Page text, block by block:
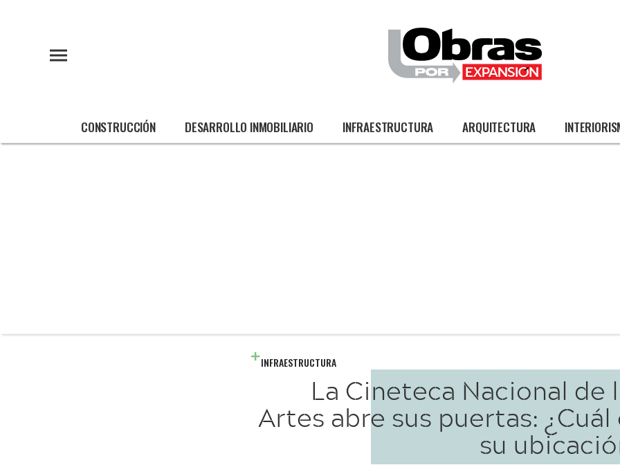
CONSTRUCCIÓN DESARROLLO INMOBILIARIO INFRAESTRUCTURA ARQUITECTURA
INFRAESTRUCTURA
La Cineteca Nacional de
Artes abre sus puertas: ¿Cuál
su